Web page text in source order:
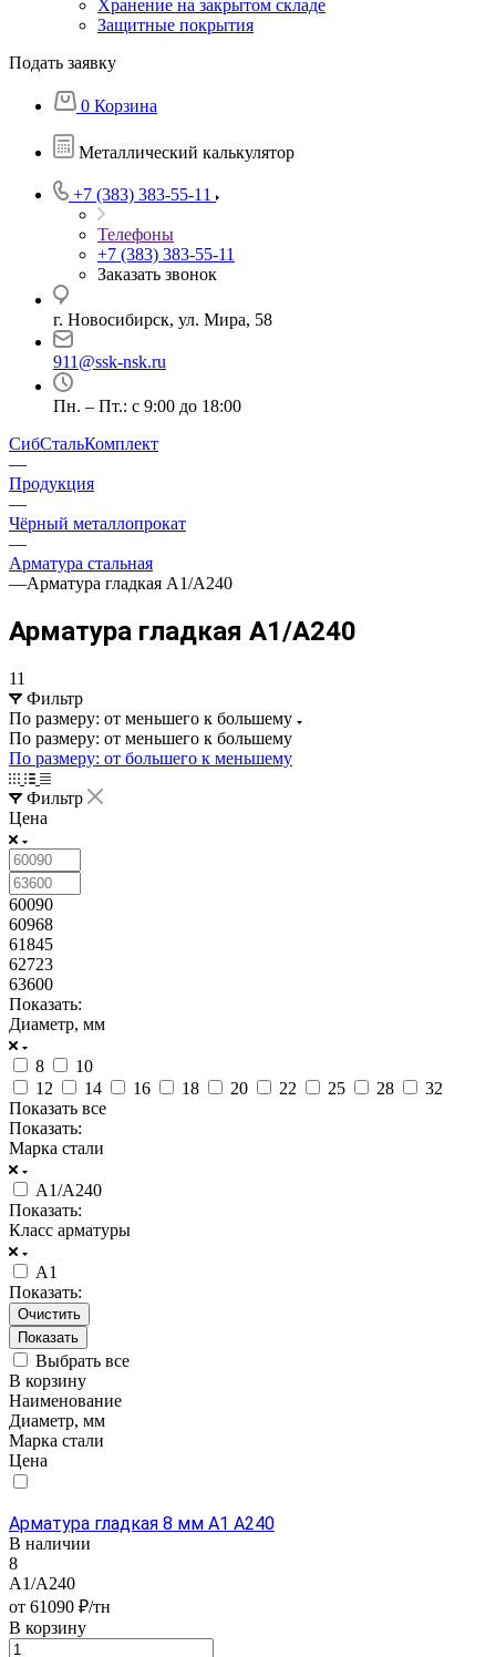
Хранение на закрытом складе
Защитные покрытия
Подать заявку
0 Корзина
Металлический калькулятор
+7 (383) 383-55-11
Телефоны
+7 (383) 383-55-11
Заказать звонок
г. Новосибирск, ул. Мира, 58
911@ssk-nsk.ru
Пн. – Пт.: с 9:00 до 18:00
СибСтальКомплект
—
Продукция
—
Чёрный металлопрокат
—
Арматура стальная
—Арматура гладкая А1/А240
Арматура гладкая А1/А240
11
Фильтр
По размеру: от меньшего к большему
По размеру: от меньшего к большему
По размеру: от большего к меньшему
Фильтр
Цена
60090
60968
61845
62723
63600
Показать:
Диаметр, мм
8
10
12
14 16 18 20 22 25 28
32
Показать все
Показать:
Марка стали
А1/А240
Показать:
Класс арматуры
А1
Показать:
Очистить
Выбрать все
В корзину
Наименование
Диаметр, мм
Марка стали
Цена
Арматура гладкая 8 мм А1 А240
В наличии
8
А1/А240
от 61090 ₽/тн
В корзину